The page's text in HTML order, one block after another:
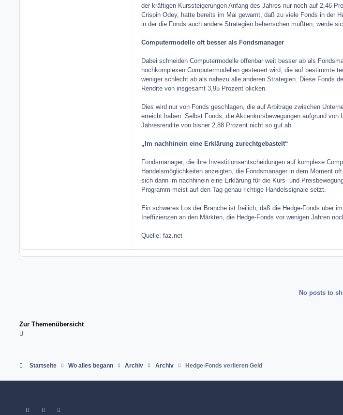
der kräftigen Kurssteigerungen Anfang des Jahres nur noch auf 2,46
Crispin Odey, hatte bereits im Mai gewarnt, daß zu viele Fonds in der
in der die Fonds auch andere Strategien beherrschen müßten, werde
Computermodelle oft besser als Fondsmanager
Dabei schneiden Computermodelle offenbar weit besser ab als
hochkomplexen Computermodellen gesteuert wird, die auf bestimmte
weniger schlecht ab als nahezu alle anderen Strategien. Diese Fonds
Rendite von insgesamt 3,95 Prozent blicken.
Dies wird nur von Fonds geschlagen, die auf Arbitrage zwischen
erreicht haben. Selbst Fonds, die Aktienkursbewegungen aufgrund
Jahresrendite von bisher 2,88 Prozent nicht so gut ab.
„Im nachhinein eine Erklärung zurechtgebastelt“
Fondsmanager, die ihre Investitionsentscheidungen auf komplexe
Handelsmöglichkeiten anzeigten, die Fondsmanager in dem Moment
sich dann im nachhinein eine Erklärung für die Kurs- und
Programm meist auf den Tag genau richtige Handelssignale setzt.
Ein schweres Los der Branche ist freilich, daß die Hedge-Fonds über
Ineffizienzen an den Märkten, die Hedge-Fonds vor wenigen Jahren
Quelle: faz.net
No posts to
Zur Themenübersicht
Startseite Wo alles begann Archiv Archiv Hedge-Fonds verlieren Geld